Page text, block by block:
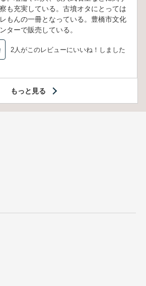
も充実している。古墳オタにとっては
もんの一冊となっている。豊橋市文化
ターで販売している。
2人がこのレビューにいいね！しました
もっと見る